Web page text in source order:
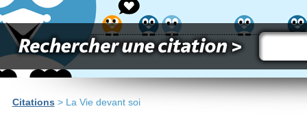
Citations > La Vie devant soi